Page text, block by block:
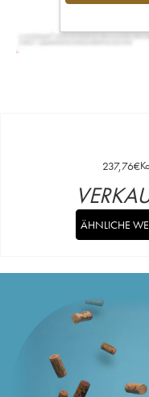
237,76€
ÄHNLICHE